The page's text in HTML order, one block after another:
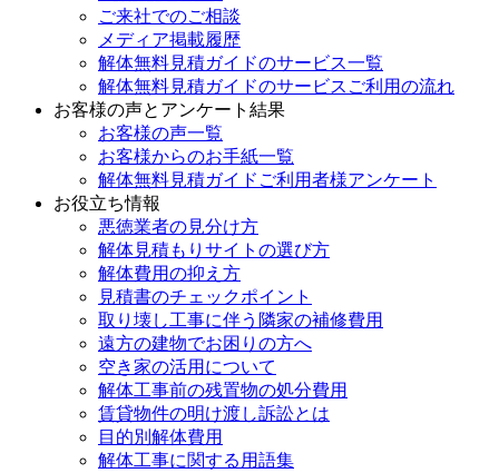
ご来社でのご相談
メディア掲載履歴
解体無料見積ガイドのサービス一覧
解体無料見積ガイドのサービスご利用の流れ
お客様の声とアンケート結果
お客様の声一覧
お客様からのお手紙一覧
解体無料見積ガイドご利用者様アンケート
お役立ち情報
悪徳業者の見分け方
解体見積もりサイトの選び方
解体費用の抑え方
見積書のチェックポイント
取り壊し工事に伴う隣家の補修費用
遠方の建物でお困りの方へ
空き家の活用について
解体工事前の残置物の処分費用
賃貸物件の明け渡し訴訟とは
目的別解体費用
解体工事に関する用語集